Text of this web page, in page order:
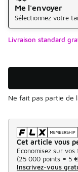
Me l'envoyer
Sélectionnez votre
Livraison standard
Ne fait pas partie de
Cet article vous
Économisez sur
(25 000 points = 5 €
Inscrivez-vous